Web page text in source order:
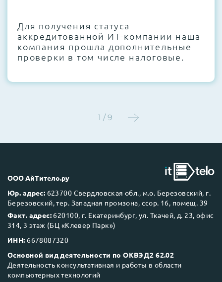
Этап 4:Стресс-тестирование под 100%
нагрузкой в течение 72 часов для
проверки стабильности всех подсистем
Next Business Day (NBD)
Для получения статуса
аккредитованной ИТ-компании наша
компания прошла дополнительные
проверки в том числе налоговые.
1 / 9
ООО АйТитело.ру
Юр. адрес: 623700 Свердловская обл., м.о. Березовский, г.
Березовский, тер. Западная промзона, ссор. 16, помещ. 39
Факт. адрес: 620100, г. Екатеринбург, ул. Ткачей, д. 23, офис
314, 3 этаж (БЦ «Клевер Парк»)
ИНН: 6678087320
Основной вид деятельности по ОКВЭД2 62.02
Деятельность консультативная и работы в области
компьютерных технологий